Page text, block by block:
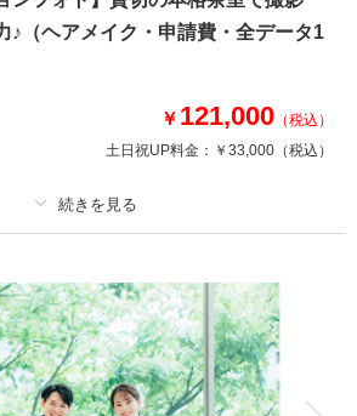
んで、素敵なお写真を残しましょう＾＾
な撮影レポート
撮影日：2026年5月22日
ン
撮影日の空き
を確認する
♪（ヘアメイク・申請費・全データ1
￥ 121,000 （税込）
土日祝UP料金： ￥33,000 （税込）
新婦衣装1着 新郎衣装1着
ヘアメイク 小物一式
データ 120 カット 台紙付写真
会食 挙式